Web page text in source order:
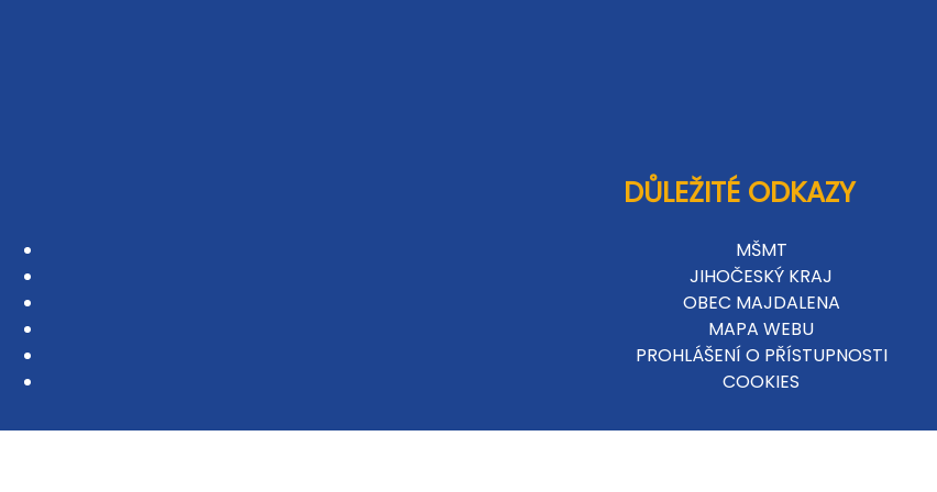
DŮLEŽITÉ ODKAZY
MŠMT
JIHOČESKÝ KRAJ
OBEC MAJDALENA
MAPA WEBU
PROHLÁŠENÍ O PŘÍSTUPNOSTI
COOKIES